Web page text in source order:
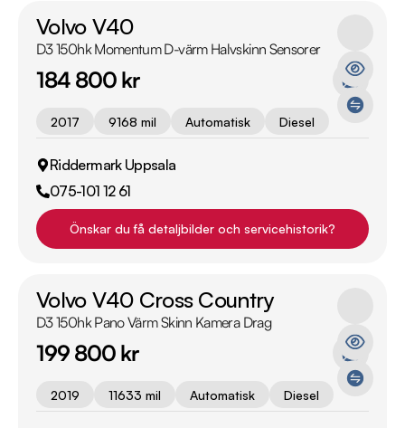
Volvo V40
D3 150hk Momentum D-värm Halvskinn Sensorer
184 800 kr
2017 9168 mil Automatisk Diesel
Riddermark Uppsala
075-101 12 61
Önskar du få detaljbilder och servicehistorik?
Volvo V40 Cross Country
D3 150hk Pano Värm Skinn Kamera Drag
199 800 kr
2019 11633 mil Automatisk Diesel